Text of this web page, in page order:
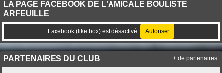
LA PAGE FACEBOOK DE L'AMICALE BOULISTE
ARFEUILLE
Facebook (like box) est désactivé. Autoriser
PARTENAIRES DU CLUB + de partenaires